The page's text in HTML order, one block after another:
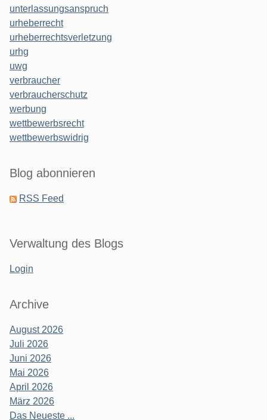
unterlassungsanspruch
urheberrecht
urheberrechtsverletzung
urhg
uwg
verbraucher
verbraucherschutz
werbung
wettbewerbsrecht
wettbewerbswidrig
Blog abonnieren
RSS Feed
Verwaltung des Blogs
Login
Archive
August 2026
Juli 2026
Juni 2026
Mai 2026
April 2026
März 2026
Das Neueste ...